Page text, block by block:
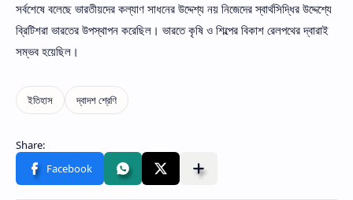
সর্বশেষে বলেছে ভারতীয়দের কল্যাণ সাধনের উদ্দেশ্য নয় নিজেদের স্বার্থসিদ্ধির উদ্দেশ্যে
ব্রিটিশরা ভারতের উপস্থাপন করেছিল। ভারতে কৃষি ও শিল্পের বিকাশ রেলপথের দ্বারাই
সম্ভব হয়েছিল।